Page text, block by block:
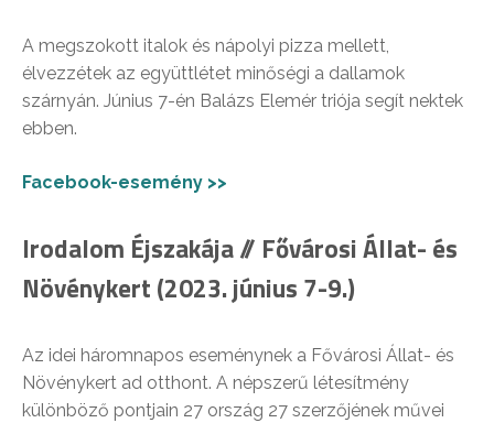
A megszokott italok és nápolyi pizza mellett,
élvezzétek az együttlétet minőségi a dallamok
szárnyán. Június 7-én Balázs Elemér triója segít nektek
ebben.
Facebook-esemény >>
Irodalom Éjszakája // Fővárosi Állat- és
Növénykert (2023. június 7-9.)
Az idei háromnapos eseménynek a Fővárosi Állat- és
Növénykert ad otthont. A népszerű létesítmény
különböző pontjain 27 ország 2️7 szerzőjének művei